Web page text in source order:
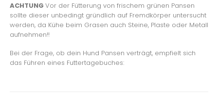
ACHTUNG Vor der Fütterung von frischem grünen Pansen
sollte dieser unbedingt gründlich auf Fremdkörper untersucht
werden, da Kühe beim Grasen auch Steine, Plaste oder Metall
aufnehmen!!
Bei der Frage, ob dein Hund Pansen verträgt, empfielt sich
das Führen eines Futtertagebuches: